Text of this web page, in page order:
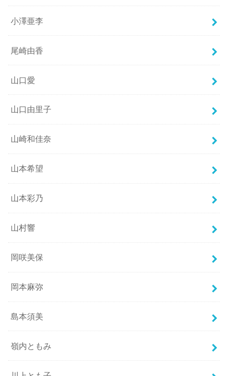
小澤亜李
尾崎由香
山口愛
山口由里子
山崎和佳奈
山本希望
山本彩乃
山村響
岡咲美保
岡本麻弥
島本須美
嶺内ともみ